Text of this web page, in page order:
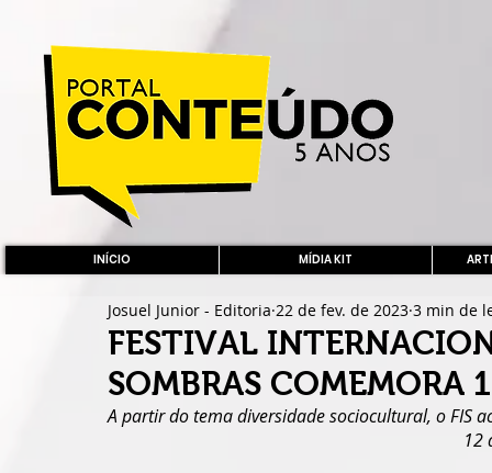
INÍCIO MÍDIA KIT
FESTIVAL
SOMBRAS COMEMORA
Josuel Junior - Editoria 22 de fev. de 2023 3 min de
A partir do tema diversidade sociocultural, o FIS
12